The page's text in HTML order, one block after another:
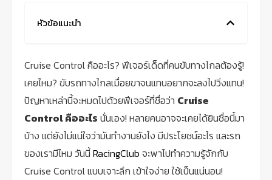
หัวข้อแนะนำ
Cruise Control คืออะไร? ฟีเจอร์เด็ดที่คนขับทางไกลต้องรู้!
เคยไหม? ขับรถทางไกลเมื่อยขาจนแทบอยากจะลงไปวิ่งแทน!
ปัญหาเหล่านี้จะหมดไปด้วยฟีเจอร์ที่ชื่อว่า Cruise
Control คืออะไร นั่นเอง! หลายคนอาจจะเคยได้ยินชื่อนี้มา
บ้าง แต่ยังไม่แน่ใจว่ามันทำงานยังไง มีประโยชน์อะไร และรถ
ของเรามีไหม วันนี้RacingClub จะพาไปทำความรู้จักกับ
Cruise Control แบบเจาะลึก เข้าใจง่าย ใช้เป็นแน่นอน!